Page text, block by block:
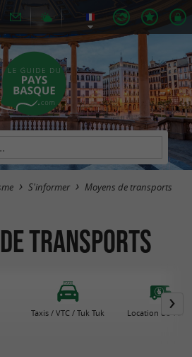
S'informer Moyens de transports
de transports
Taxis / VTC / Tuk Tuk Location de